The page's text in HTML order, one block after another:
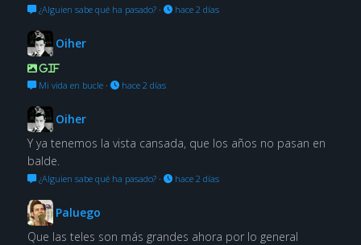
¿Alguien sabe qué ha pasado?· hace 2 días
Oiher
GIF
Mi vida en bucle· hace 2 días
Oiher
Y ya tenemos la vista cansada, que los años no pasan en
balde.
¿Alguien sabe qué ha pasado?· hace 2 días
Paluego
Que las teles son más grandes ahora por lo general